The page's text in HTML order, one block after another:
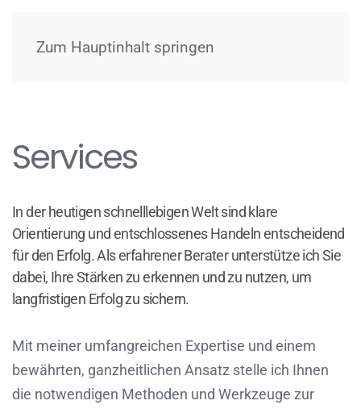
Zum Hauptinhalt springen
Services
In der heutigen schnelllebigen Welt sind klare
Orientierung und entschlossenes Handeln entscheidend
für den Erfolg. Als erfahrener Berater unterstütze ich Sie
dabei, Ihre Stärken zu erkennen und zu nutzen, um
langfristigen Erfolg zu sichern.
Mit meiner umfangreichen Expertise und einem
bewährten, ganzheitlichen Ansatz stelle ich Ihnen
die notwendigen Methoden und Werkzeuge zur